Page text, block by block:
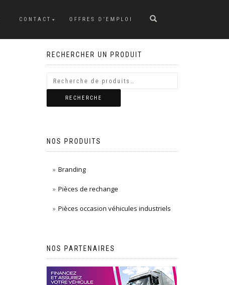
CONTACT OFFRES D’EMPLOI
RECHERCHER UN PRODUIT
RECHERCHE
NOS PRODUITS
Branding
Pièces de rechange
Pièces occasion véhicules industriels
NOS PARTENAIRES